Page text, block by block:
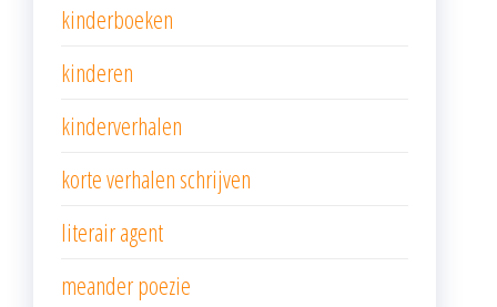
kinderboeken
kinderen
kinderverhalen
korte verhalen schrijven
literair agent
meander poezie